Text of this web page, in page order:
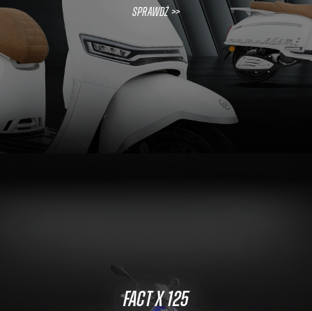
Sprawdź >>
FACT X 125